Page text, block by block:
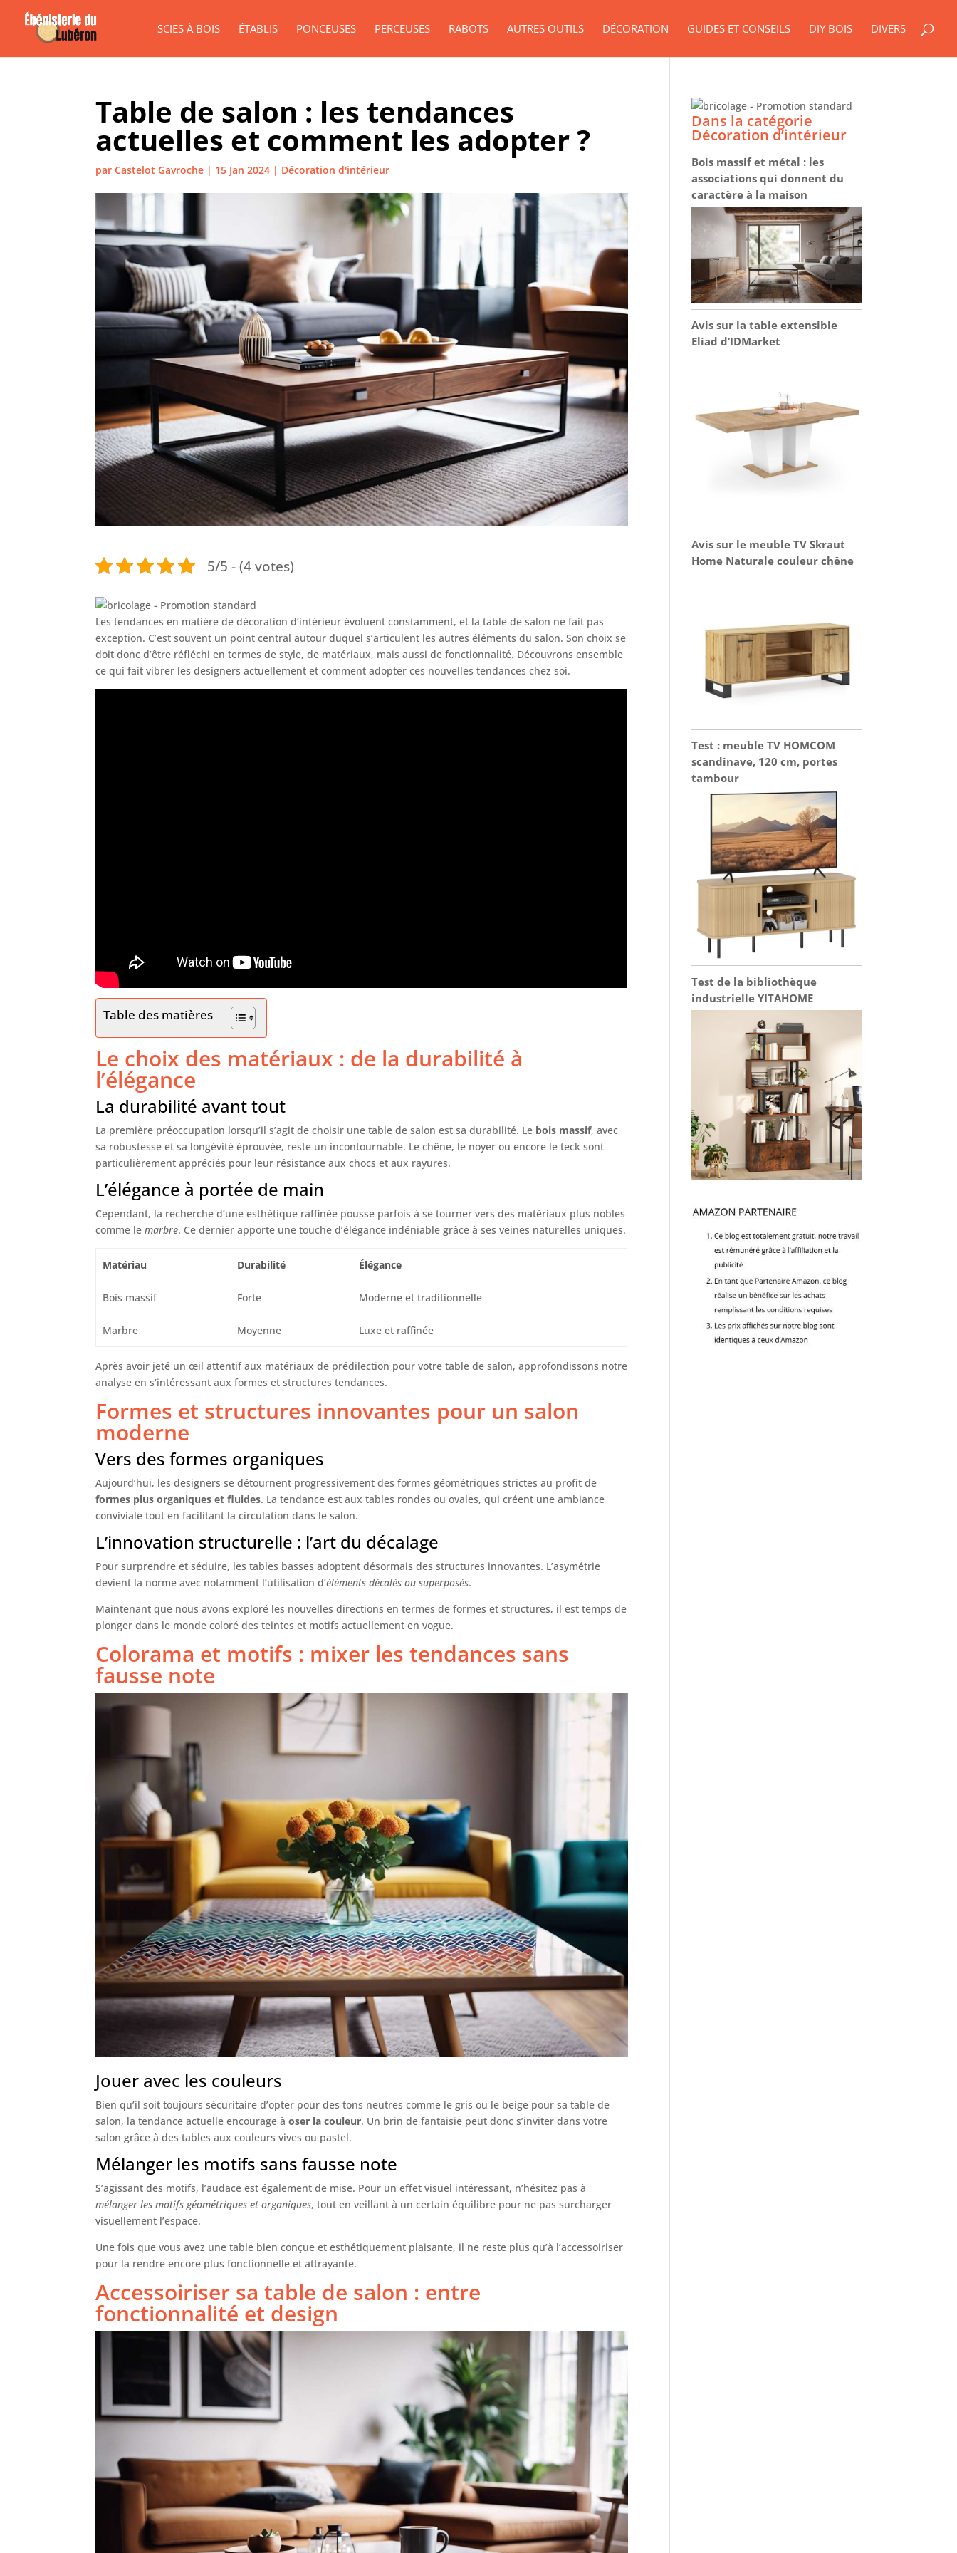
SCIES À BOIS ÉTABLIS PONCEUSES PERCEUSES RABOTS AUTRES OUTILS DÉCORATION GUIDES ET CONSEILS DIY BOIS DIVERS
Table de salon : les tendances
actuelles et comment les adopter ?
parCastelot Gavroche | 15 Jan 2024 | Décoration d'intérieur
5/5 - (4 votes)
Les tendances en matière de décoration d’intérieur évoluent constamment, et la table de salon ne fait pas
exception. C’est souvent un point central autour duquel s’articulent les autres éléments du salon. Son choix se
doit donc d’être réfléchi en termes de style, de matériaux, mais aussi de fonctionnalité. Découvrons ensemble
ce qui fait vibrer les designers actuellement et comment adopter ces nouvelles tendances chez soi.
Table des matières
Le choix des matériaux : de la durabilité à
l’élégance
La durabilité avant tout
La première préoccupation lorsqu’il s’agit de choisir une table de salon est sa durabilité. Le bois massif, avec
sa robustesse et sa longévité éprouvée, reste un incontournable. Le chêne, le noyer ou encore le teck sont
particulièrement appréciés pour leur résistance aux chocs et aux rayures.
L’élégance à portée de main
Cependant, la recherche d’une esthétique raffinée pousse parfois à se tourner vers des matériaux plus nobles
comme lemarbre. Ce dernier apporte une touche d’élégance indéniable grâce à ses veines naturelles uniques.
Matériau Durabilité Élégance
Bois massif Forte Moderne et traditionnelle
Marbre Moyenne Luxe et raffinée
Après avoir jeté un œil attentif aux matériaux de prédilection pour votre table de salon, approfondissons notre
analyse en s’intéressant aux formes et structures tendances.
Formes et structures innovantes pour un salon
moderne
Vers des formes organiques
Aujourd’hui, les designers se détournent progressivement des formes géométriques strictes au profit de
formes plus organiques et fluides. La tendance est aux tables rondes ou ovales, qui créent une ambiance
conviviale tout en facilitant la circulation dans le salon.
L’innovation structurelle : l’art du décalage
Pour surprendre et séduire, les tables basses adoptent désormais des structures innovantes. L’asymétrie
devient la norme avec notamment l’utilisation d’éléments décalés ou superposés.
Maintenant que nous avons exploré les nouvelles directions en termes de formes et structures, il est temps de
plonger dans le monde coloré des teintes et motifs actuellement en vogue.
Colorama et motifs : mixer les tendances sans
fausse note
Jouer avec les couleurs
Bien qu’il soit toujours sécuritaire d’opter pour des tons neutres comme le gris ou le beige pour sa table de
salon, la tendance actuelle encourage àoser la couleur. Un brin de fantaisie peut donc s’inviter dans votre
salon grâce à des tables aux couleurs vives ou pastel.
Mélanger les motifs sans fausse note
S’agissant des motifs, l’audace est également de mise. Pour un effet visuel intéressant, n’hésitez pas à
mélanger les motifs géométriques et organiques, tout en veillant à un certain équilibre pour ne pas surcharger
visuellement l’espace.
Une fois que vous avez une table bien conçue et esthétiquement plaisante, il ne reste plus qu’à l’accessoiriser
pour la rendre encore plus fonctionnelle et attrayante.
Accessoiriser sa table de salon : entre
fonctionnalité et design
Dans la catégorie
Décoration d’intérieur
Bois massif et métal : les
associations qui donnent du
caractère à la maison
Avis sur la table extensible
Eliad d’IDMarket
Avis sur le meuble TV Skraut
Home Naturale couleur chêne
Test : meuble TV HOMCOM
scandinave, 120 cm, portes
tambour
Test de la bibliothèque
industrielle YITAHOME